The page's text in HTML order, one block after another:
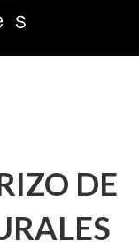
DE